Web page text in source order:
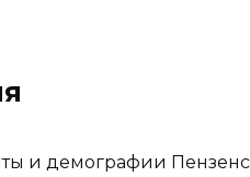
и демографии